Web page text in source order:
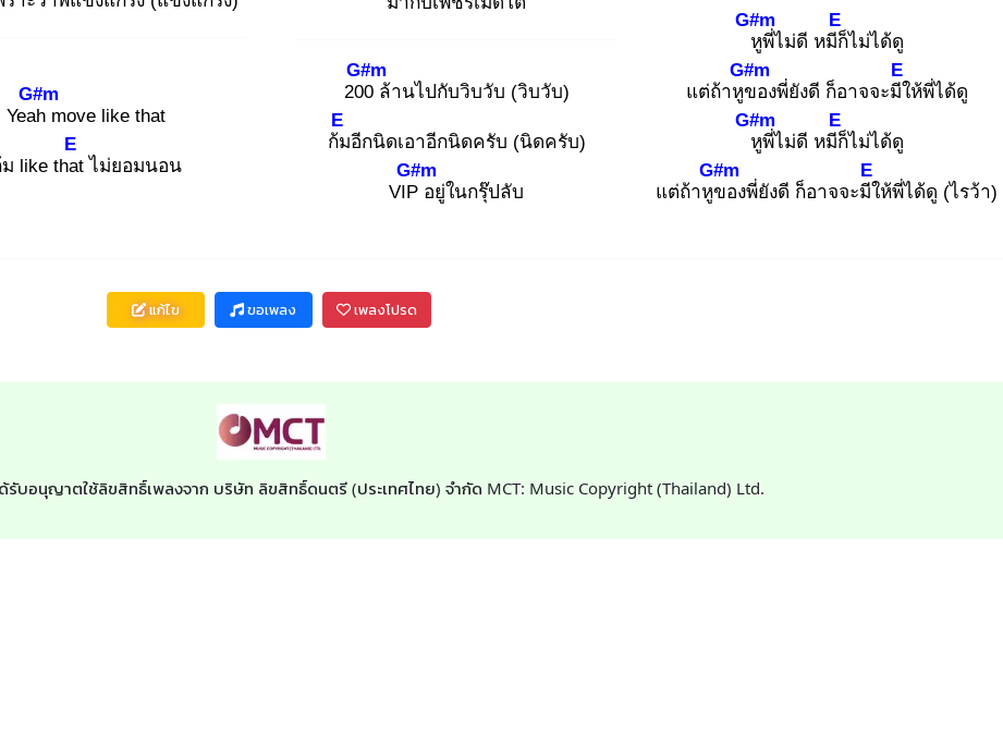
Yeah
G#m
move like that
like that
E
ไม่ยอมนอน
200
G#m
ล้านไปกับวิบวับ (วิบวับ)
ก้ม
E
อีกนิดเอาอีกนิดครับ (นิดครับ)
VIP
G#m
อยู่ในกรุ๊ปลับ
หู
G#m
พี่ไม่ดี หมีก็
E
ไม่ได้ดู
แต่ถ้าหูข
G#m
องพี่ยังดี ก็อาจจะมีใ
E
ห้พี่ได้ดู
หู
G#m
พี่ไม่ดี หมีก็
E
ไม่ได้ดู
แต่ถ้าหูข
G#m
องพี่ยังดี ก็อาจจะมีใ
E
ห้พี่ได้ดู (ไรว้า)
แก้ไข ขอเพลง เพลงโปรด
รับอนุญาตใช้ลิขสิทธิ์เพลงจาก บริษัท ลิขสิทธิ์ดนตรี (ประเทศไทย) จำกัด MCT: Music Copyright (Thailand) Ltd.